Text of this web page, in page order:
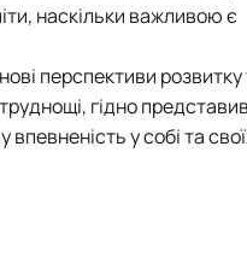
наскільки важливою є
перспективи розвитку
гідно
у собі та